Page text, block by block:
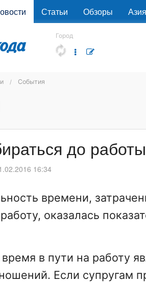
Статьи Обзоры Азия
Город
События
до
16:34
времени,
оказалась
в пути на работу
Если супругам